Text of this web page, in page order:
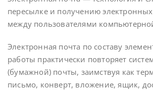
пересылке и получению
между пользователями
Электронная почта по составу
работы практически повторяет
(бумажной) почты, заимствуя как
письмо, конверт, вложение, ящик,